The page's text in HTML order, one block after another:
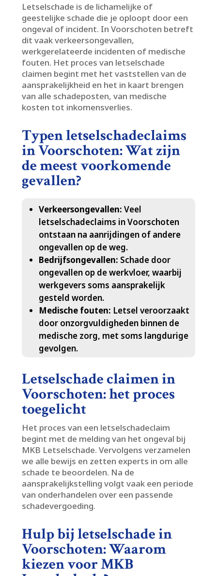
Letselschade is de lichamelijke of
geestelijke schade die je oploopt door een
ongeval of incident.​ In Voorschoten betreft
dit vaak verkeersongevallen,
werkgerelateerde incidenten of medische
fouten.​ Het proces van letselschade
claimen begint met het vaststellen van de
aansprakelijkheid en het in kaart brengen
van alle schadeposten, van medische
kosten tot inkomensverlies.​
Typen letselschadeclaims
in Voorschoten: Wat zijn
de meest voorkomende
gevallen?
Verkeersongevallen: Veel
letselschadeclaims in Voorschoten
ontstaan na aanrijdingen of andere
ongevallen op de weg.​
Bedrijfsongevallen: Schade door
ongevallen op de werkvloer, waarbij
werkgevers soms aansprakelijk
gesteld worden.​
Medische fouten: Letsel veroorzaakt
door onzorgvuldigheden binnen de
medische zorg, met soms langdurige
gevolgen.​
Letselschade claimen in
Voorschoten: het proces
toegelicht
Het proces van een letselschadeclaim
begint met de melding van het ongeval bij
MKB Letselschade.​ Vervolgens verzamelen
we alle bewijs en zetten experts in om alle
schade te beoordelen.​ Na de
aansprakelijkstelling volgt vaak een periode
van onderhandelen over een passende
schadevergoeding.​
Hulp bij letselschade in
Voorschoten: Waarom
kiezen voor MKB